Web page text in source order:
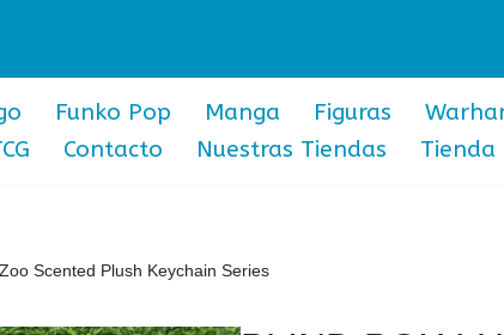
Funko Pop Manga Figuras
Contacto Nuestras Tiendas Tienda
Scented Plush Keychain Series